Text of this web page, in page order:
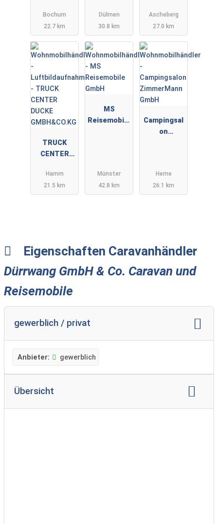
Co.KG
Bochum
22.7 km
Dülmen
30.8 km
Ascheberg
27.0 km
TRUCK
CENTER
GMBH&CO.K
G
Hamm
21.5 km
MS
Reisemobile
Münster
42.8 km
Campingsal
on
Herne
26.1 km
Eigenschaften Caravanhändler
Dürrwang GmbH & Co. Caravan und
Reisemobile
gewerblich / privat
Anbieter: gewerblich
Übersicht